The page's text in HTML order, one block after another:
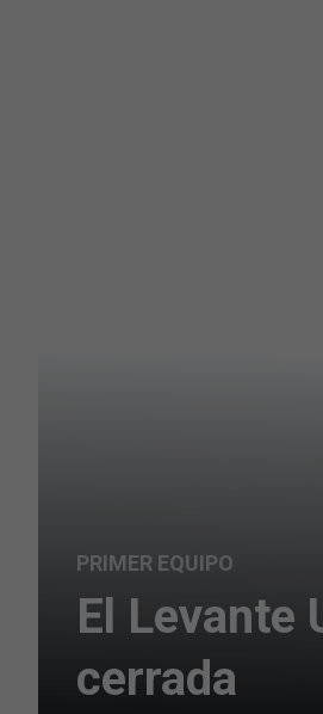
PRIMER EQUIPO
El Levante
cerrada